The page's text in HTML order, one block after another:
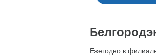
Ежегодно в